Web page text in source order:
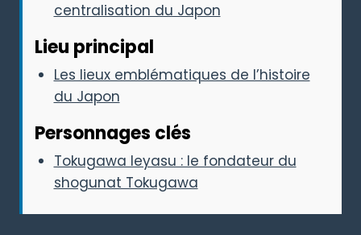
centralisation du Japon
Lieu principal
Les lieux emblématiques de l’histoire
du Japon
Personnages clés
Tokugawa Ieyasu : le fondateur du
shogunat Tokugawa